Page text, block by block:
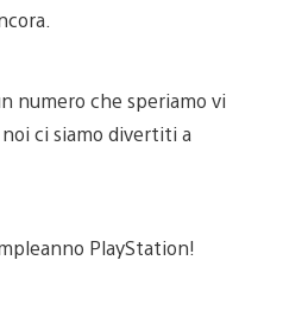
numero che speriamo vi
ci siamo divertiti a
PlayStation!